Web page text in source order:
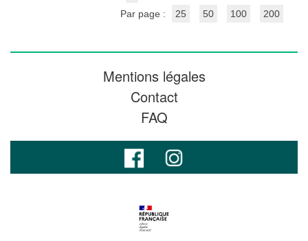
Par page :
25 50 100 200
Mentions légales
Contact
FAQ